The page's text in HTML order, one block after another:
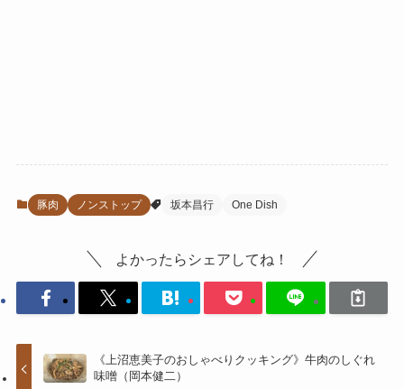
豚肉 ノンストップ 坂本昌行 One Dish
よかったらシェアしてね！
《上沼恵美子のおしゃべりクッキング》牛肉のしぐれ
味噌（岡本健二）